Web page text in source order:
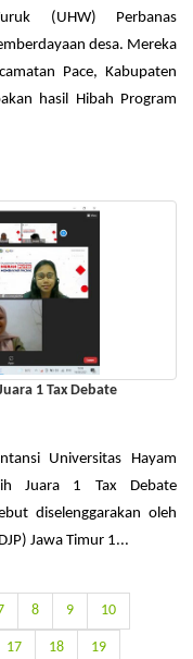
(UHW) Perbanas
desa. Mereka
Pace, Kabupaten
hasil Hibah Program
1 Tax Debate
Universitas Hayam
Juara 1 Tax Debate
diselenggarakan oleh
Jawa Timur 1...
8 9 10
17 18 19